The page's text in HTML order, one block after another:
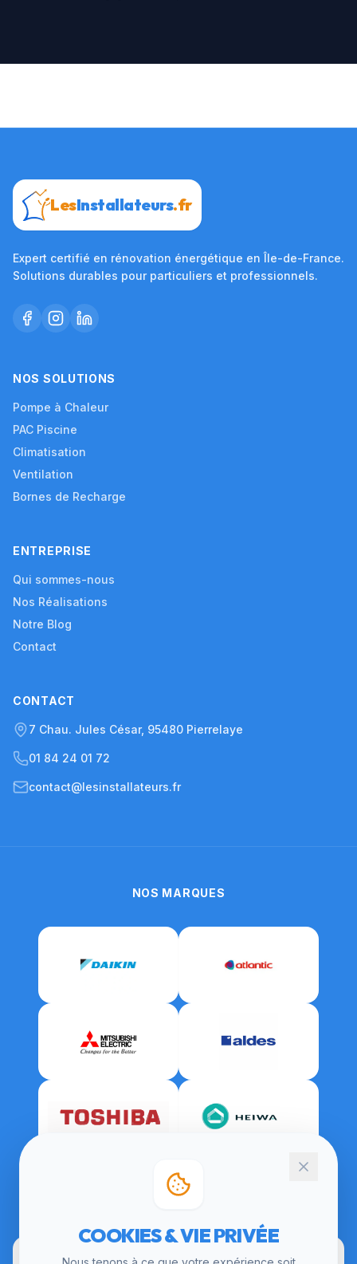
LesInstallateurs.fr
Expert certifié en rénovation énergétique en Île-de-France.
Solutions durables pour particuliers et professionnels.
NOS SOLUTIONS
Pompe à Chaleur
PAC Piscine
Climatisation
Ventilation
Bornes de Recharge
ENTREPRISE
Qui sommes-nous
Nos Réalisations
Notre Blog
Contact
CONTACT
7 Chau. Jules César, 95480 Pierrelaye
01 84 24 01 72
contact@lesinstallateurs.fr
NOS MARQUES
COOKIES & VIE PRIVÉE